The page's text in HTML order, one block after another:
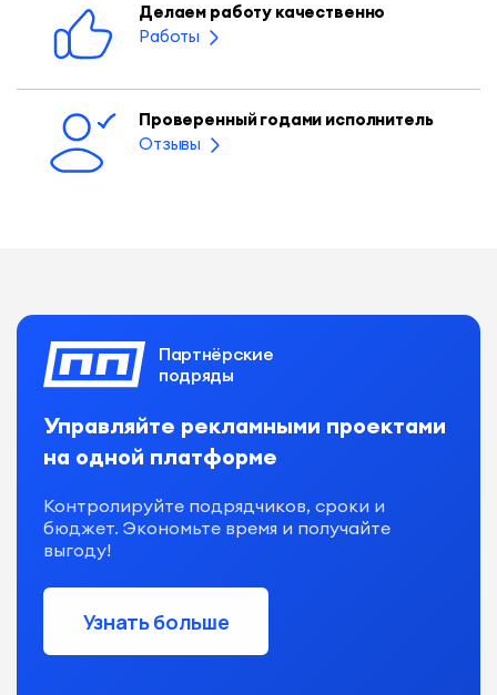
Делаем работу качественно
Работы
Проверенный годами исполнитель
Отзывы
Партнёрские
подряды
Партнёрские
подряды
Партнёрские
подряды
Управляйте рекламными проектами
на одной платформе
Контролируйте подрядчиков, сроки и
бюджет. Экономьте время и получайте
выгоду!
Узнать больше